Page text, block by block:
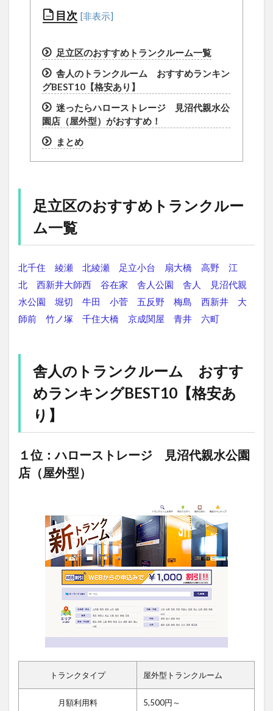
目次
足立区のおすすめトランクルーム一覧
舎人のトランクルーム おすすめランキン
グBEST10【格安あり】
迷ったらハローストレージ 見沼代親水公
園店（屋外型）がおすすめ！
まとめ
足立区のおすすめトランクルー
ム一覧
北千住 綾瀬 北綾瀬 足立小台 扇大橋 高野
江
北
西新井大師西 谷在家 舎人公園 舎人
見沼代親
水公園
堀切 牛田 小菅 五反野 梅島 西新井
大
師前
竹ノ塚 千住大橋 京成関屋 青井 六町
舎人のトランクルーム おすす
めランキングBEST10【格安あ
り】
１位：ハローストレージ 見沼代親水公園
店（屋外型）
トランクタイプ 屋外型トランクルーム
月額利用料 5,500円～